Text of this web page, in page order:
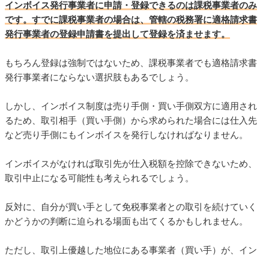
インボイス発行事業者に申請・登録できるのは課税事業者のみ
です。すでに課税事業者の場合は、管轄の税務署に適格請求書
発行事業者の登録申請書を提出して登録を済ませます。
もちろん登録は強制ではないため、課税事業者でも適格請求書
発行事業者にならない選択肢もあるでしょう。
しかし、インボイス制度は売り手側・買い手側双方に適用され
るため、取引相手（買い手側）から求められた場合には仕入先
など売り手側にもインボイスを発行しなければなりません。
インボイスがなければ取引先が仕入税額を控除できないため、
取引中止になる可能性も考えられるでしょう。
反対に、自分が買い手として免税事業者との取引を続けていく
かどうかの判断に迫られる場面も出てくるかもしれません。
ただし、取引上優越した地位にある事業者（買い手）が、イン